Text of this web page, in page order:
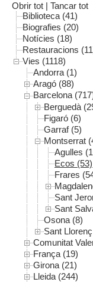
Obrir tot | Tancar tot
Biblioteca (41)
Biografies (20)
Notícies (18)
Restauracions
Vies (1118)
Andorra (1)
Aragó (88)
Barcelona
Berguedà
Figaró (6)
Garraf (5)
Montserrat
Agulles
Ecos (53)
Frares
Sant
Sant
Osona (8)
Sant
Comunitat
França (19)
Girona (21)
Lleida (244)